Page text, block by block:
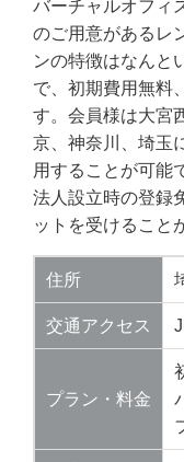
バーチャルオフィ
のご用意があるレ
ンの特徴はなんと
で、初期費用無料
す。会員様は大宮
京、神奈川、埼玉
用することが可能
法人設立時の登録
ットを受けること
住所
交通アクセス
プラン・料金